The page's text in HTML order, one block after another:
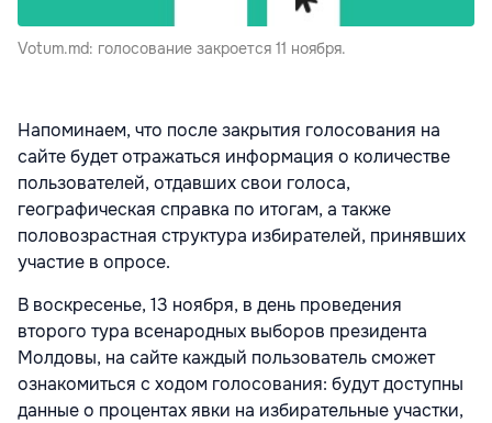
Votum.md: голосование закроется 11 ноября.
Напоминаем, что после закрытия голосования на
сайте будет отражаться информация о количестве
пользователей, отдавших свои голоса,
географическая справка по итогам, а также
половозрастная структура избирателей, принявших
участие в опросе.
В воскресенье, 13 ноября, в день проведения
второго тура всенародных выборов президента
Молдовы, на сайте каждый пользователь сможет
ознакомиться с ходом голосования: будут доступны
данные о процентах явки на избирательные участки,